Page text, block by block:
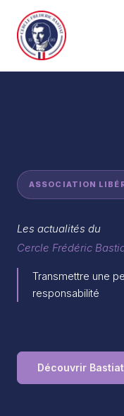
contenu
ASSOCIATION
Les actualités du
Cercle Frédéric
Transmettre une
responsabilité
Découvrir Bastiat